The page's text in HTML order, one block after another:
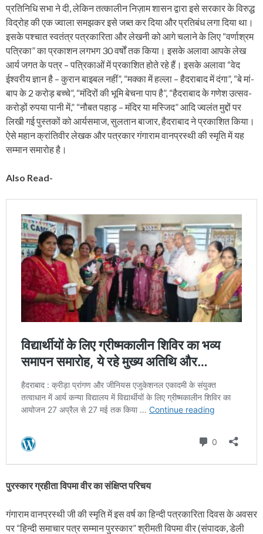
प्रतिनिधि सभा ने दी, लेकिन तत्कालीन निज़ाम शासन द्वारा इसे सरकार के विरुद्ध
विद्रोह की एक ज्वाला समझकर इसे जब्त कर दिया और प्रतिबंध लगा दिया था।
इसके पश्चात स्वतंत्र पत्रकारिता और लेखनी को आगे चलाने के लिए “वर्णाश्रम
पत्रिका” का प्रकाशन लगभग 30 वर्षों तक किया। इसके अलावा आपके लेख
आर्य जगत के पत्र – पत्रिकाओं में प्रकाशित होते रहे हैं। इसके अलावा “वेद
ईश्वरीय ज्ञान है – कुरान बाइबल नहीं”, “मक्का में हल्ला – हैदराबाद में दंगा”, “बे मां-
बाप के 2 करोड़ बच्चे”, “मंदिरों की भूमि बेचना पाप है”, “हैदराबाद के गणेश उत्सव-
करोड़ों रुपया पानी में,” “नौबत पहाड़ – मंदिर या मस्जिद” आदि ज्वलंत मुद्दों पर
लिखी गई पुस्तकों को आर्यसमाज, सुलतान बाजार, हैदराबाद ने प्रकाशित किया।
ऐसे महान क्रांतिवीर लेखक और पत्रकार गंगाराम वानप्रस्थी की स्मृति में यह
सम्मान समारोह है।
Also Read-
पुरस्कार ग्रहीता विपमा वीर का संक्षिप्त परिचय
गंगाराम वानप्रस्थी जी की स्मृति में इस वर्ष का हिन्दी पत्रकारिता दिवस के अवसर
पर “हिन्दी समाचार पत्र सम्मान पुरस्कार” श्रीमती विपमा वीर (संपादक, डेली